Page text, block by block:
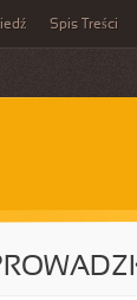
Spis Treści